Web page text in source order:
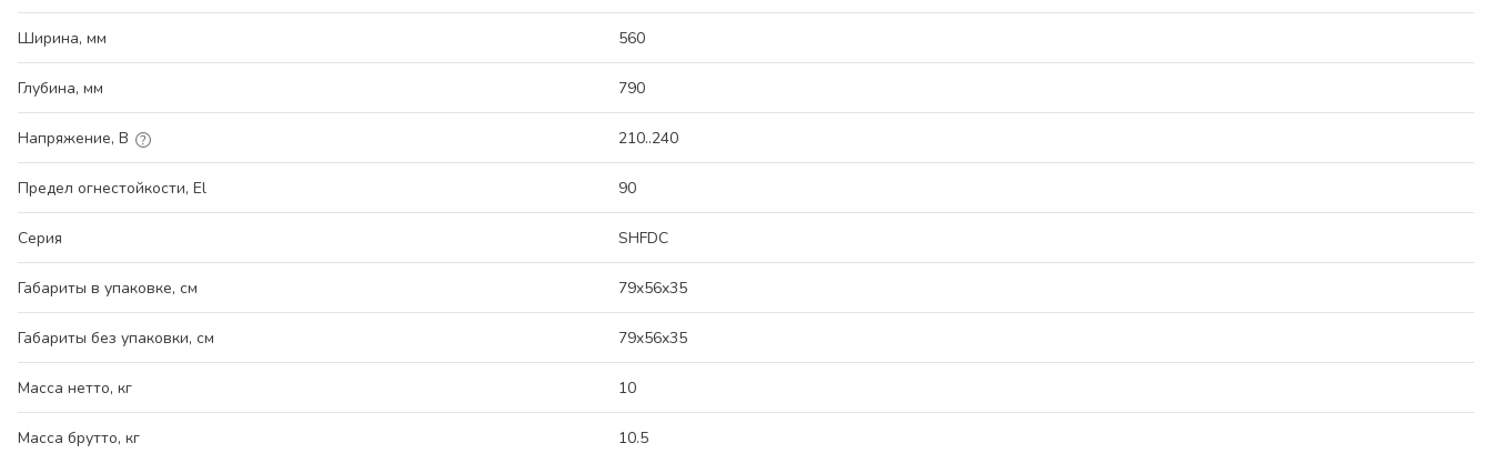
Ширина, мм 560
Глубина, мм 790
Напряжение, В 210..240
Предел огнестойкости, El 90
Серия SHFDC
Габариты в упаковке, см 79x56x35
Габариты без упаковки, см 79x56x35
Масса нетто, кг 10
Масса брутто, кг 10.5